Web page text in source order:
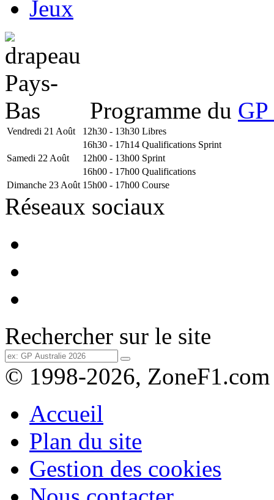
Jeux
Programme du
Vendredi 21 Août 12h30 - 13h30 Libres
16h30 - 17h14 Qualifications Sprint
Samedi 22 Août
12h00 - 13h00 Sprint
16h00 - 17h00 Qualifications
Dimanche 23 Août 15h00 - 17h00 Course
Réseaux sociaux
Rechercher sur le site
© 1998-2026, ZoneF1.com
Accueil
Plan du site
Gestion des cookies